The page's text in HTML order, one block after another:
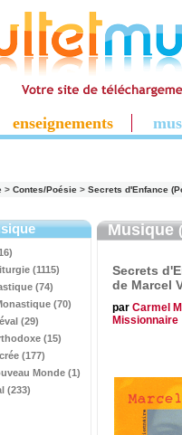
enseignements
> Contes/Poésie > Secrets d'Enfance
(1115)
(74)
(70)
(29)
(15)
(177)
Monde (1)
(233)
Musique
Secrets
de Marcel
par Carmel
Missionnaire